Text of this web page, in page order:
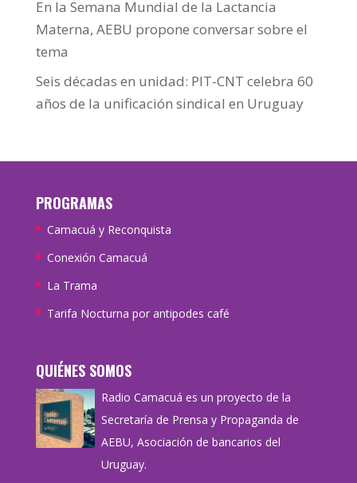
En la Semana Mundial de la Lactancia
Materna, AEBU propone conversar sobre el
tema
Seis décadas en unidad: PIT-CNT celebra 60
años de la unificación sindical en Uruguay
PROGRAMAS
Camacuá y Reconquista
Conexión Camacuá
La Trama
Tarifa Nocturna por antipodes café
QUIÉNES SOMOS
Radio Camacuá es un proyecto de la
Secretaría de Prensa y Propaganda de
AEBU, Asociación de bancarios del
Uruguay.